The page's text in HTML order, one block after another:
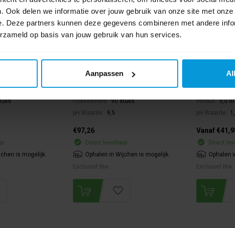
Ook delen we informatie over jouw gebruik van onze site met
Deze partners kunnen deze gegevens combineren met andere
op basis van jouw gebruik van hun services.
Aanpassen
AutoTab 2x60
in behandeling
is mogelijk.
Diversey Suma Café MilkClean S
Artikelnummer:101102051
Duurzaamheidsscore: in behandeling
Hoeveelheid: 90 stuks
pH Waarde:
9,5
€97,26
Direct leverbaar
Ophalen in Wijchen is mogelijk.
Exclusief btw.
Inhoud: 5,0 ltr
pH Waarde:
Vanaf
Direct
Ophalen
Exclusief btw.